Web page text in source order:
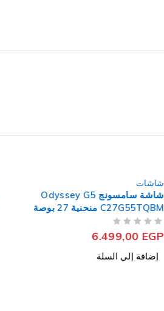
شاشات
شاشة سامسونج Odyssey G5
C27G55TQBM منحنية 27 بوصة
144هرتز VA WQHD جيمنج
6.499,00 EGP
إضافة إلى السلة